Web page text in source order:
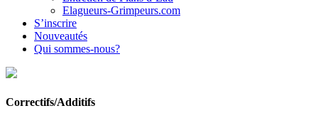
Elagueurs-Grimpeurs.com
S’inscrire
Nouveautés
Qui sommes-nous?
Correctifs/Additifs